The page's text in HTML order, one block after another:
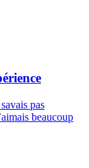
pas
beaucoup